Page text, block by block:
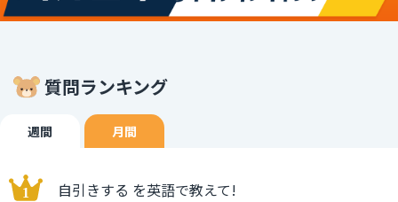
質問ランキング
週間 月間
自引きする を英語で教えて!